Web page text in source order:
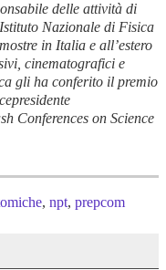
delle attività di
Nazionale di Fisica
in Italia e all’estero
cinematografici e
gli ha conferito il premio
Conferences on Science
,npt,prepcom